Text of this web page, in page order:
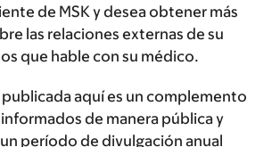
de MSK y desea obtener más
las relaciones externas de su
que hable con su médico.
aquí es un complemento
de manera pública y
período de divulgación anual